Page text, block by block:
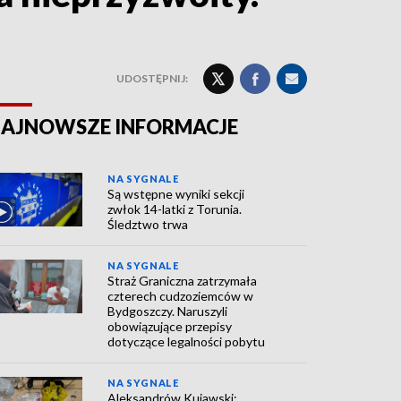
UDOSTĘPNIJ:
INFORMACJE
NA SYGNALE
Są wstępne wyniki sekcji
zwłok 14-latki z Torunia.
Śledztwo trwa
NA SYGNALE
Straż Graniczna zatrzymała
czterech cudzoziemców w
Bydgoszczy. Naruszyli
obowiązujące przepisy
dotyczące legalności pobytu
NA SYGNALE
Aleksandrów Kujawski: